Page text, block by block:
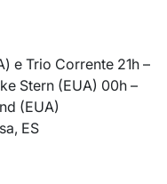
e Trio Corrente 21h –
Stern (EUA) 00h –
(EUA)
ES